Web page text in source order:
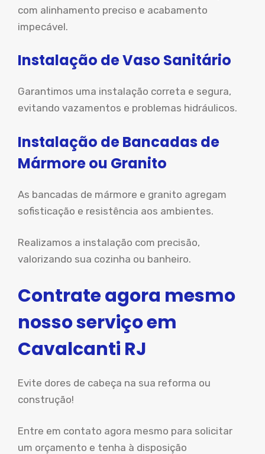
com alinhamento preciso e acabamento
impecável.
Instalação de Vaso Sanitário
Garantimos uma instalação correta e segura,
evitando vazamentos e problemas hidráulicos.
Instalação de Bancadas de
Mármore ou Granito
As bancadas de mármore e granito agregam
sofisticação e resistência aos ambientes.
Realizamos a instalação com precisão,
valorizando sua cozinha ou banheiro.
Contrate agora mesmo
nosso serviço em
Cavalcanti RJ
Evite dores de cabeça na sua reforma ou
construção!
Entre em contato agora mesmo para solicitar
um orçamento e tenha à disposição